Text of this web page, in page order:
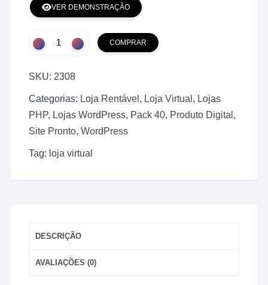
VER DEMONSTRAÇÃO
Sua
Virtual
com
Sites
Prontos
Incluídos
COMPRAR
SKU: 2308
Categorias: Loja Rentável , Loja Virtual , Lojas
PHP, Lojas WordPress, Pack 40, Produto Digital ,
Site Pronto,WordPress
Tag: loja virtual
DESCRIÇÃO
AVALIAÇÕES (0)